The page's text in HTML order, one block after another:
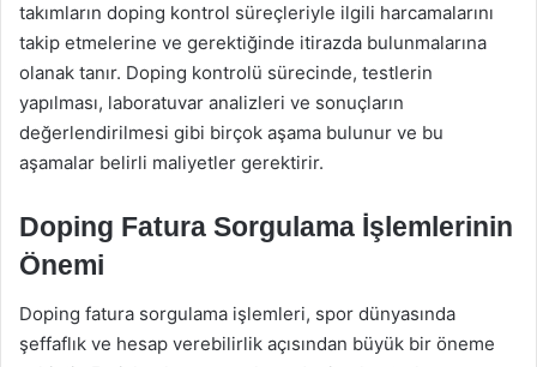
takımların doping kontrol süreçleriyle ilgili harcamalarını
takip etmelerine ve gerektiğinde itirazda bulunmalarına
olanak tanır. Doping kontrolü sürecinde, testlerin
yapılması, laboratuvar analizleri ve sonuçların
değerlendirilmesi gibi birçok aşama bulunur ve bu
aşamalar belirli maliyetler gerektirir.
Doping Fatura Sorgulama İşlemlerinin
Önemi
Doping fatura sorgulama işlemleri, spor dünyasında
şeffaflık ve hesap verebilirlik açısından büyük bir öneme